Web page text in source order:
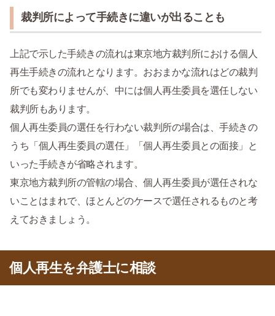
裁判所によって手続きに違いが出ることも
上記で示した手続きの流れは東京地方裁判所における個人
再生手続きの流れとなります。おおまかな流れはどの裁判
所でも変わりませんが、中には個人再生委員を選任しない
裁判所もあります。
個人再生委員の選任を行わない裁判所の場合は、手続きの
うち「個人再生委員の選任」「個人再生委員との面接」と
いった手続きが省略されます。
東京地方裁判所の管轄の場合、個人再生委員が選任されな
いことはまれで、ほとんどのケースで選任されるものと考
えておきましょう。
個人再生を弁護士に相談